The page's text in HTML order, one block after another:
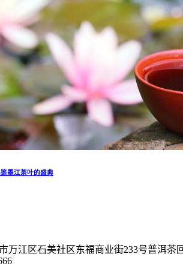
墨江茶叶的盛典
万江区石美社区东福商业街233号普洱茶